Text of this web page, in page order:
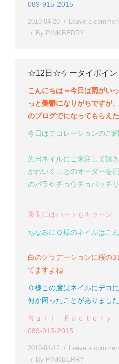
089-915-2015
2010-04-20 Leave a
By PINKBERRY
☆12日☆ケータイポイ
こんにちは～今日は雨がい
っと憂鬱になりがちですが
のブログでになってもらえ
今日はデコレーションのご
先日ネイルにご来店して頂
かわいく…とのオーダーを
のバラやチョウチョバッチ
裏側にはハートもキラーン
ちなみにＯ様のネイルはこ
白のグラデーションに桜の
てますよね
Ｏ様この度はネイルにデコ
何か困ったことがありまし
Ｎａｉｌ Ｆａｃｔｏｒｙ
089-915-2015
2010-04-12 Leave a
By PINKBERRY